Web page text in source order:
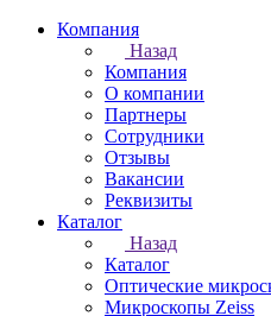
Компания
Назад
Компания
О компании
Партнеры
Сотрудники
Отзывы
Вакансии
Реквизиты
Каталог
Назад
Каталог
Оптические
Микроскопы Zeiss